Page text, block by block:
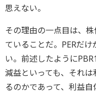
思えない。
その理由の一点目は、
ていることだ。PERだ
い。前述したように
減益といっても、それ
るのかであって、利益